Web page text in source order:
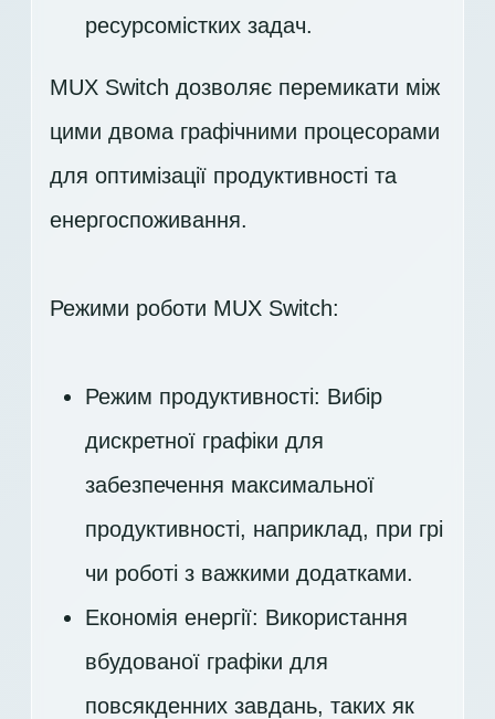
ресурсомістких задач.
MUX Switch дозволяє перемикати між
цими двома графічними процесорами
для оптимізації продуктивності та
енергоспоживання.
Режими роботи MUX Switch:
Режим продуктивності: Вибір
дискретної графіки для
забезпечення максимальної
продуктивності, наприклад, при грі
чи роботі з важкими додатками.
Економія енергії: Використання
вбудованої графіки для
повсякденних завдань, таких як